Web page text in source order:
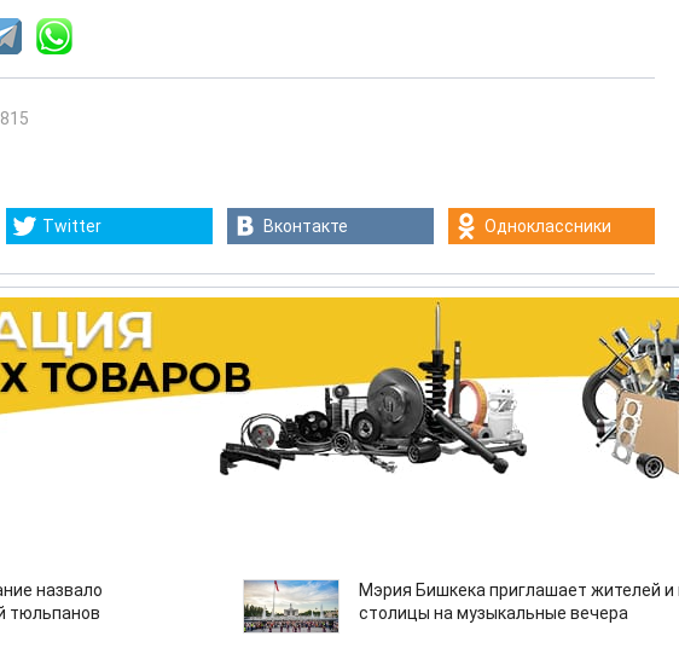
Twitter Вконтакте Одноклассники
назвало
тюльпанов
Мэрия Бишкека приглашает жителей и
столицы на музыкальные вечера